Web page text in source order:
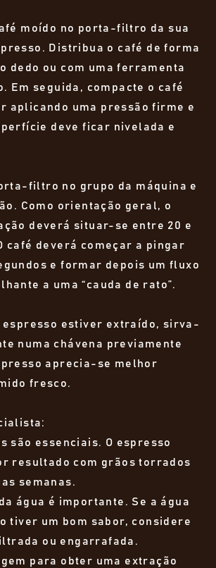
moído no porta-filtro da sua
Distribua o café de forma
dedo ou com uma ferramenta
Em seguida, compacte o café
aplicando uma pressão firme e
deve ficar nivelada e
filtro no grupo da máquina e
Como orientação geral, o
deverá situar-se entre 20 e
café deverá começar a pingar
e formar depois um fluxo
a uma “cauda de rato”.
espresso estiver extraído, sirva-
numa chávena previamente
aprecia-se melhor
fresco.
são essenciais. O espresso
resultado com grãos torrados
semanas.
água é importante. Se a água
tiver um bom sabor, considere
ou engarrafada.
para obter uma extração